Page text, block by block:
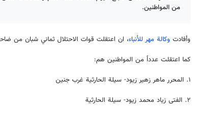
من المواطنين.
وأفادت وكالة مهر للأنباء، ان اعتقلت قوات الاحتلال ثماني شبان من
كما اعتقلت عدداً من المواطنين هم:
١. المحرر ماهر زهير زيود- سيلة الحارثية غرب جنين
٢. الفتى زياد محمد زيود- سيلة الحارثية